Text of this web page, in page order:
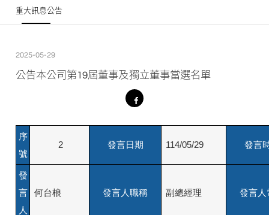
重大訊息公告
2025-05-29
公告本公司第19屆董事及獨立董事當選名單
序
號
2 發言日期 114/05/29 發言
發
言
人
何台桹 發言人職稱 副總經理 發言人